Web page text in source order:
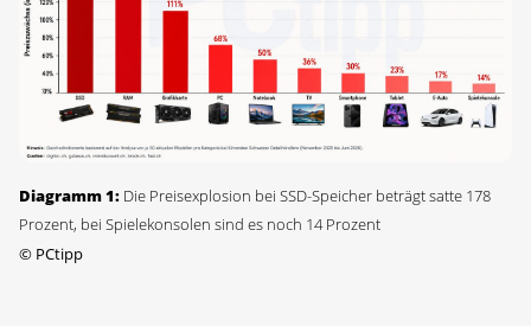
Diagramm 1: Die Preisexplosion bei SSD-Speicher beträgt satte 178
Prozent, bei Spielekonsolen sind es noch 14 Prozent
© PCtipp